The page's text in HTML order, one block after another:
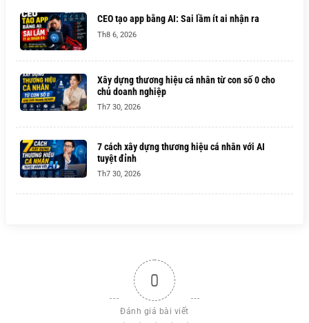
CEO tạo app bằng AI: Sai lầm ít ai nhận ra
Th8 6, 2026
Xây dựng thương hiệu cá nhân từ con số 0 cho
chủ doanh nghiệp
Th7 30, 2026
7 cách xây dựng thương hiệu cá nhân với AI
tuyệt đỉnh
Th7 30, 2026
0
Đánh giá bài viết